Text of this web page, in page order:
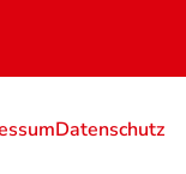
Datenschutz